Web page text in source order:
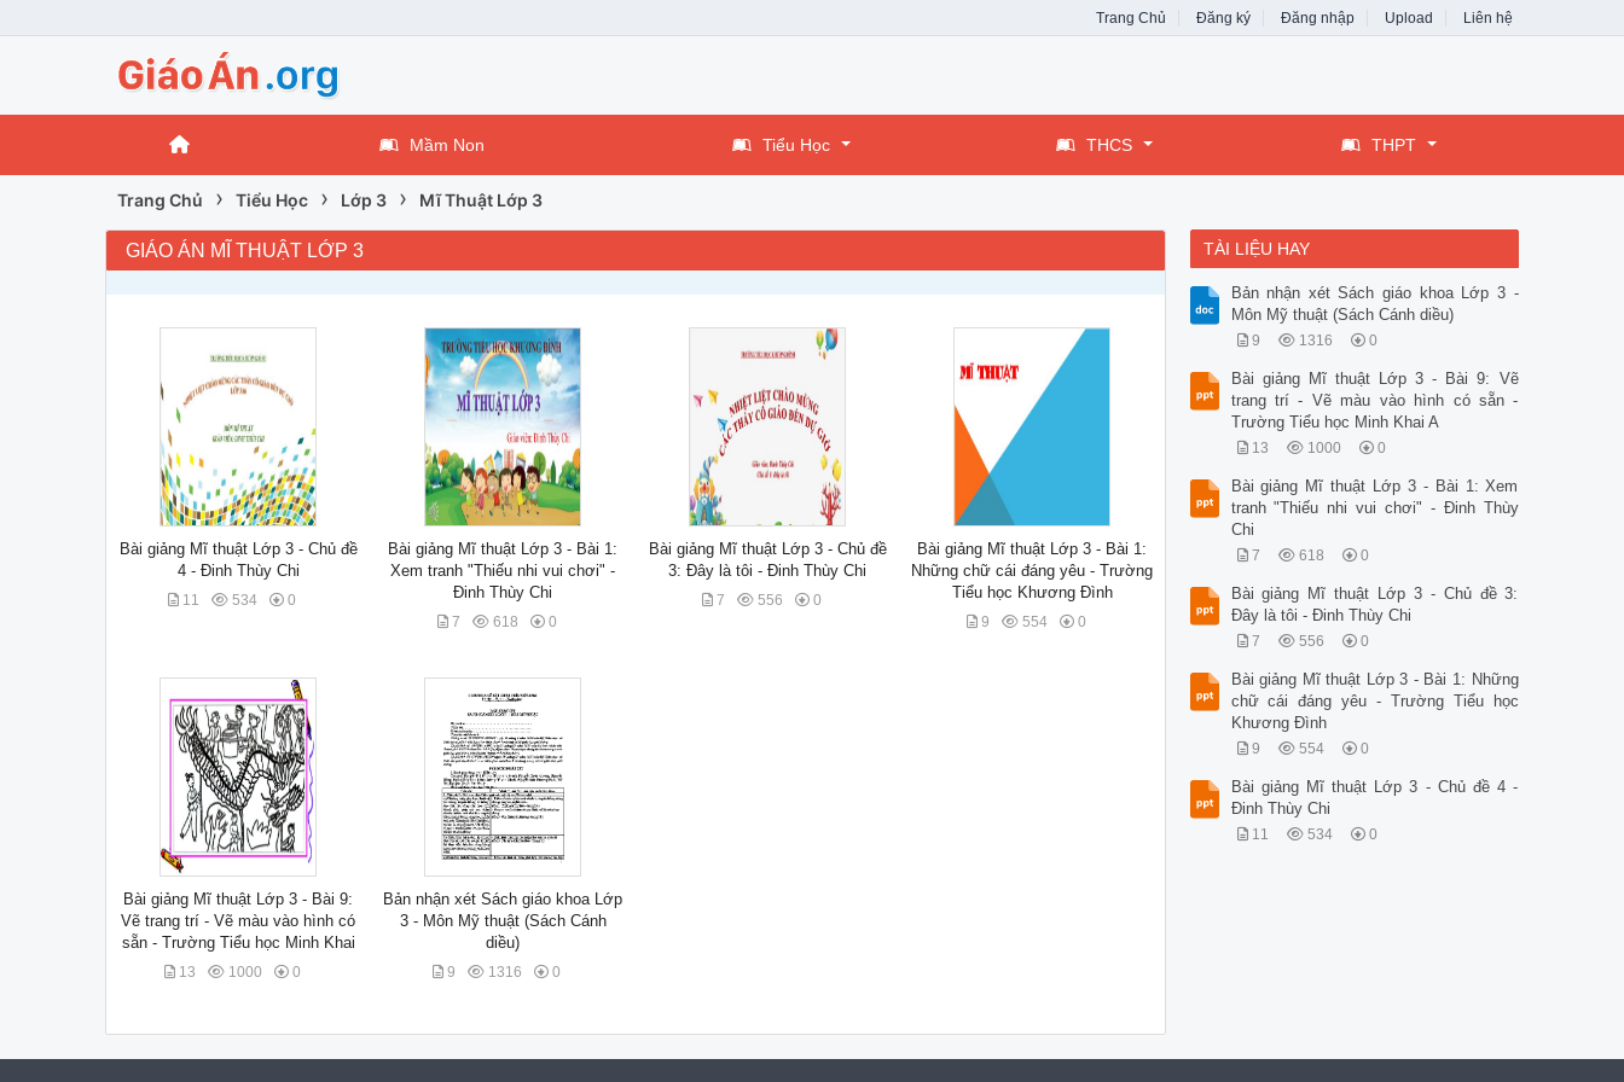
Trang Chủ Đăng ký Đăng nhập Upload Liên hệ
Mầm Non Tiểu Học THCS THPT
Trang Chủ › Tiểu Học › Lớp 3 › Mĩ Thuật Lớp 3
GIÁO ÁN MĨ THUẬT LỚP 3
Bài giảng Mĩ thuật Lớp 3 - Chủ đề
4 - Đinh Thùy Chi
11 534 0
Bài giảng Mĩ thuật Lớp 3 - Bài 1:
Xem tranh "Thiếu nhi vui chơi" -
Đinh Thùy Chi
7 618 0
Bài giảng Mĩ thuật Lớp 3 - Chủ đề
3: Đây là tôi - Đinh Thùy Chi
7 556 0
Bài giảng Mĩ thuật Lớp 3 - Bài 1:
Những chữ cái đáng yêu - Trường
Tiểu học Khương Đình
9 554 0
Bài giảng Mĩ thuật Lớp 3 - Bài 9:
Vẽ trang trí - Vẽ màu vào hình có
sẵn - Trường Tiểu học Minh Khai
13 1000 0
Bản nhận xét Sách giáo khoa Lớp
3 - Môn Mỹ thuật (Sách Cánh
diều)
9 1316 0
TÀI LIỆU HAY
Bản nhận xét Sách giáo khoa Lớp 3 -
Môn Mỹ thuật (Sách Cánh diều)
9 1316 0
Bài giảng Mĩ thuật Lớp 3 - Bài 9: Vẽ
trang trí - Vẽ màu vào hình có sẵn -
Trường Tiểu học Minh Khai A
13 1000 0
Bài giảng Mĩ thuật Lớp 3 - Bài 1: Xem
tranh "Thiếu nhi vui chơi" - Đinh Thùy
Chi
7 618 0
Bài giảng Mĩ thuật Lớp 3 - Chủ đề 3:
Đây là tôi - Đinh Thùy Chi
7 556 0
Bài giảng Mĩ thuật Lớp 3 - Bài 1: Những
chữ cái đáng yêu - Trường Tiểu học
Khương Đình
9 554 0
Bài giảng Mĩ thuật Lớp 3 - Chủ đề 4 -
Đinh Thùy Chi
11 534 0